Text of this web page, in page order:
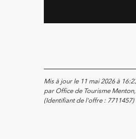
Mis à jour le 11 mai 2026 à
par Office de Tourisme
(Identifiant de l'offre : 7711457)